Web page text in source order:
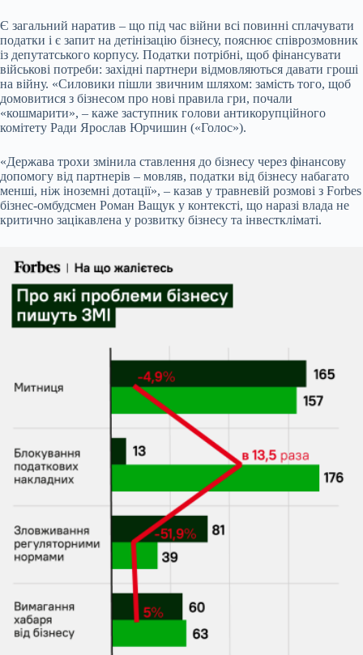
Є загальний наратив – що під час війни всі повинні сплачувати
податки і є запит на детінізацію бізнесу, пояснює співрозмовник
із депутатського корпусу. Податки потрібні, щоб фінансувати
військові потреби: західні партнери відмовляються давати гроші
на війну. «Силовики пішли звичним шляхом: замість того, щоб
домовитися з бізнесом про нові правила гри, почали
«кошмарити», – каже заступник голови антикорупційного
комітету Ради Ярослав Юрчишин («Голос»).
«Держава трохи змінила ставлення до бізнесу через фінансову
допомогу від партнерів – мовляв, податки від бізнесу набагато
менші, ніж іноземні дотації», – казав у травневій розмові з Forbes
бізнес-омбудсмен Роман Ващук у контексті, що наразі влада не
критично зацікавлена у розвитку бізнесу та інвесткліматі.